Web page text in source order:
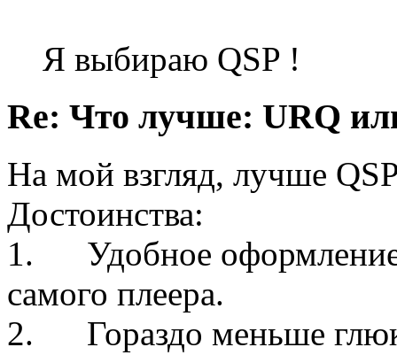
Я выбираю QSP !
Re: Что лучше: URQ
На мой взгляд, лучше
Достоинства:
1. Удобное оформление
самого плеера.
2. Гораздо меньше